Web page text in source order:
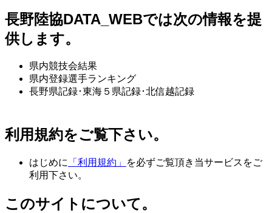
長野陸協DATA_WEBでは次の情報を提
供します。
県内競技会結果
県内登録選手ランキング
長野県記録･東海５県記録･北信越記録
利用規約をご覧下さい。
はじめに 「利用規約」
を必ずご覧頂き当サービスをご
利用下さい。
このサイトについて。